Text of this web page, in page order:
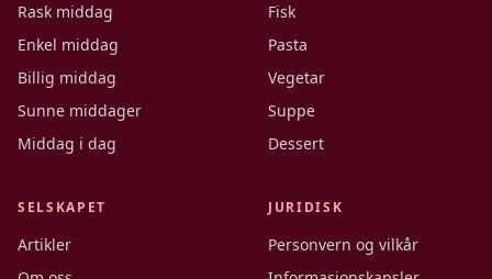
Rask middag
Enkel middag
Billig middag
Sunne middager
Middag i dag
Fisk
Pasta
Vegetar
Suppe
Dessert
SELSKAPET
Artikler
JURIDISK
Personvern og vilkår